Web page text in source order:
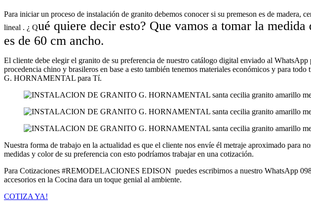
Para iniciar un proceso de instalación de granito debemos conocer si su premeson es de madera,
lineal . ¿ Qué quiere decir esto? Que vamos a tomar la
es de 60 cm ancho.
El cliente debe elegir el granito de su preferencia de nuestro catálogo digital enviado al
procedencia chino y brasileros en base a esto también tenemos materiales económicos y para
G. HORNAMENTAL para Tí.
Nuestra forma de trabajo en la actualidad es que el cliente nos envíe él metraje aproximado para
medidas y color de su preferencia con esto podríamos trabajar en una cotización.
Para Cotizaciones #REMODELACIONES EDISON puedes escribirnos a nuestro WhatsApp
accesorios en la Cocina dara un toque genial al ambiente.
COTIZA YA!